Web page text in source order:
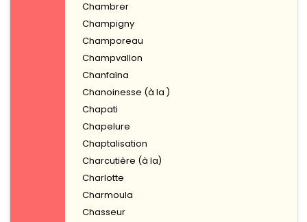
Chambrer
Champigny
Champoreau
Champvallon
Chanfaïna
Chanoinesse (à la )
Chapati
Chapelure
Chaptalisation
Charcutière (à la)
Charlotte
Charmoula
Chasseur